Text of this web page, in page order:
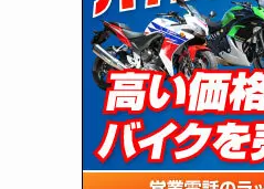
(5)
(12)
(63)
(109)
(24)
(47)
(15)
(5)
(4)
(6)
(17)
(5)
(38)
(131)
(85)
(21)
(61)
(171)
(98)
(13)
(60)
(274)
(171)
(38)
(47)
(59)
(16)
(19)
(16)